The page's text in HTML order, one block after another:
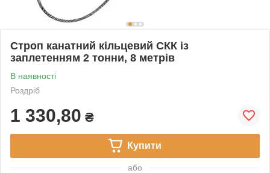
Строп канатний кільцевий СКК із
заплетенням 2 тонни, 8 метрів
В наявності
Роздріб
1 330,80 ₴
Купити
або